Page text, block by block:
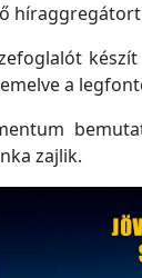
a
zajlik.